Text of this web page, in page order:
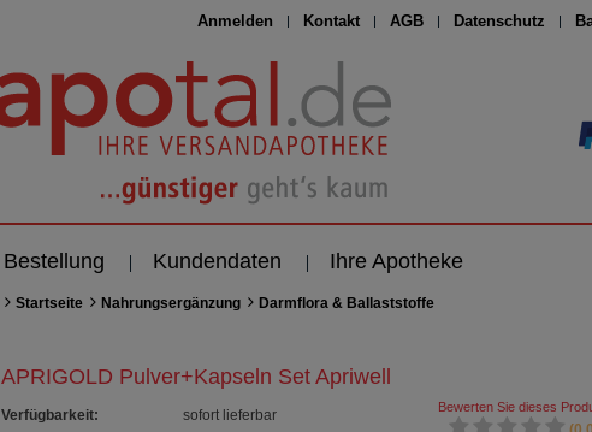
Anmelden Kontakt AGB Datenschutz
Bestellung Kundendaten Ihre Apotheke
Startseite Nahrungsergänzung Darmflora & Ballaststoffe
APRIGOLD Pulver+Kapseln Set Apriwell
Verfügbarkeit:
sofort lieferbar
Bewerten Sie dieses